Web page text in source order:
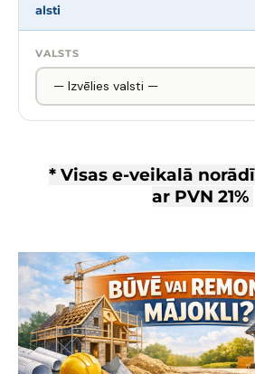
alsti
VALSTS
* Visas e-veikalā
ar PVN 21%